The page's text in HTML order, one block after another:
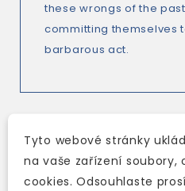
these wrongs of the
committing themselves
barbarous act.
TAKÉ DOPORUČUJEME
Tyto webové stránky
na vaše zařízení soubory,
cookies. Odsouhlaste